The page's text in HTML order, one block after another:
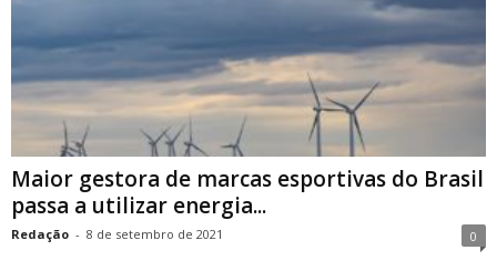
Maior gestora de marcas esportivas do Brasil
passa a utilizar energia...
Redação - 8 de setembro de 2021 0